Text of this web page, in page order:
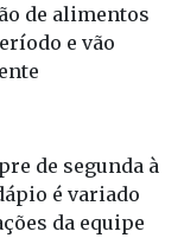
de alimentos
e vão
de segunda à
é variado
da equipe